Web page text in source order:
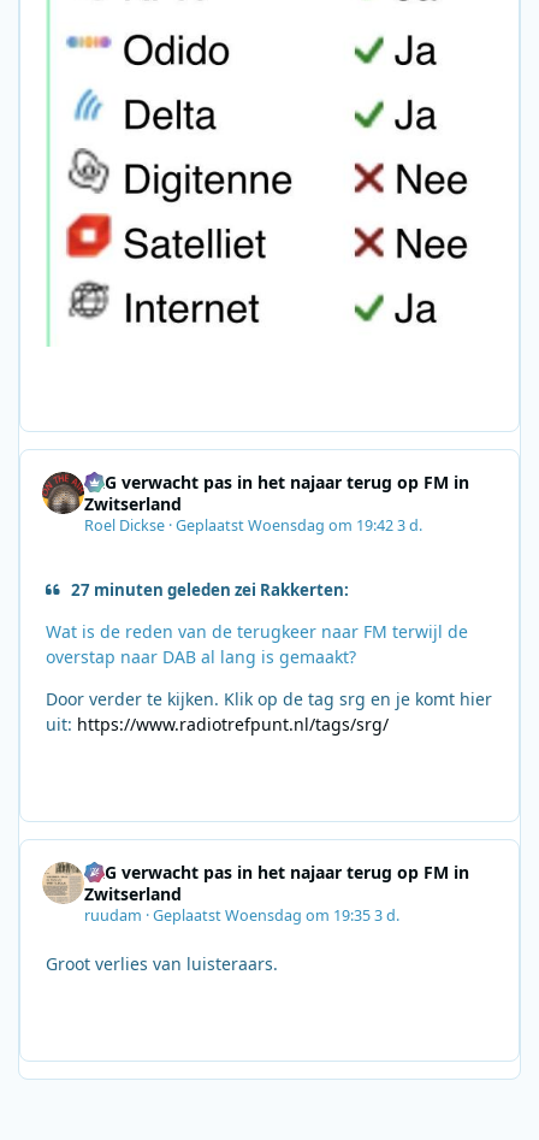
SRG verwacht pas in het najaar terug op FM in
Zwitserland
Roel Dickse ·GeplaatstWoensdag om 19:423 d.
27 minuten geleden zei Rakkerten:
Wat is de reden van de terugkeer naar FM terwijl de
overstap naar DAB al lang is gemaakt?
Door verder te kijken. Klik op de tag srg en je komt hier
uit: https://www.radiotrefpunt.nl/tags/srg/
SRG verwacht pas in het najaar terug op FM in
Zwitserland
ruudam ·GeplaatstWoensdag om 19:353 d.
Groot verlies van luisteraars.